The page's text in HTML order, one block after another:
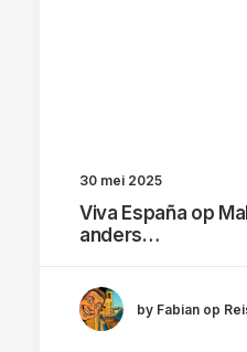
30 mei 2025
Viva España op
anders…
by Fabian op